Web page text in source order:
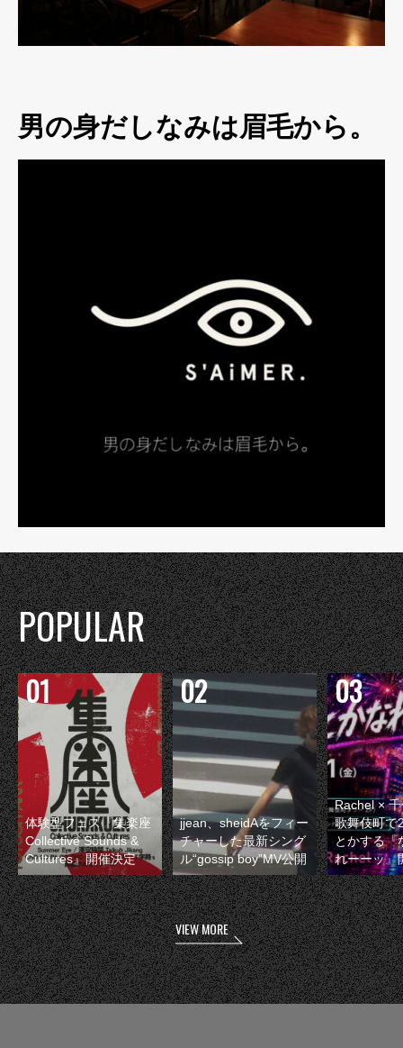
男の身だしなみは眉毛から。
POPULAR
体験型フェス『集楽座
Collective Sounds &
Cultures』開催決定
jjean、sheidAをフィー
チャーした最新シング
ル“gossip boy”MV公開
Rachel ×
歌舞伎町で
とかする『
れーーッ』
VIEW MORE